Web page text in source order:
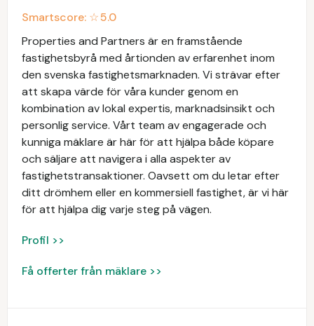
Smartscore: ☆5.0
Properties and Partners är en framstående
fastighetsbyrå med årtionden av erfarenhet inom
den svenska fastighetsmarknaden. Vi strävar efter
att skapa värde för våra kunder genom en
kombination av lokal expertis, marknadsinsikt och
personlig service. Vårt team av engagerade och
kunniga mäklare är här för att hjälpa både köpare
och säljare att navigera i alla aspekter av
fastighetstransaktioner. Oavsett om du letar efter
ditt drömhem eller en kommersiell fastighet, är vi här
för att hjälpa dig varje steg på vägen.
Profil >>
Få offerter från mäklare >>